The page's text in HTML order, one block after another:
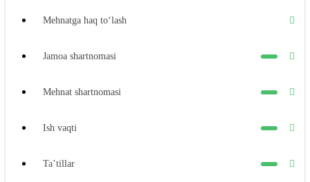
Mehnatga haq toʻlash
Jamoa shartnomasi
Mehnat shartnomasi
Ish vaqti
Ta’tillar